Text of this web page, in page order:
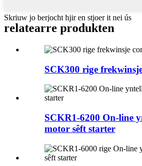
Skriuw jo berjocht hjir en stjoer it nei ús
relatearre produkten
SCK300 rige
SCKR1-6200 On-line
motor sêft starter